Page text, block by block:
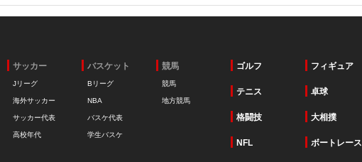
サッカー
Jリーグ
海外サッカー
サッカー代表
高校年代
バスケット
Bリーグ
NBA
バスケ代表
学生バスケ
競馬
競馬
地方競馬
ゴルフ フィギュア
テニス 卓球
格闘技 大相撲
NFL ボートレース